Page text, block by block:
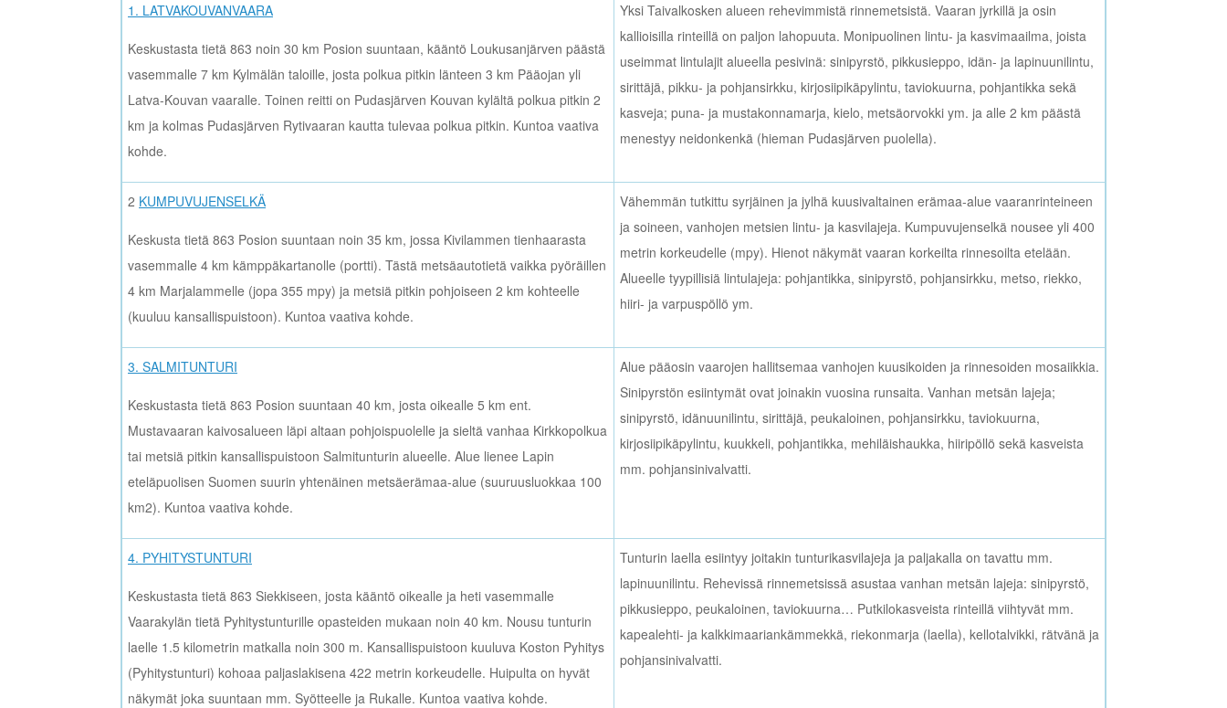
1. LATVAKOUVANVAARA
Keskustasta tietä 863 noin 30 km Posion suuntaan, kääntö Loukusanjärven päästä
vasemmalle 7 km Kylmälän taloille, josta polkua pitkin länteen 3 km Pääojan yli
Latva-Kouvan vaaralle. Toinen reitti on Pudasjärven Kouvan kylältä polkua pitkin 2
km ja kolmas Pudasjärven Rytivaaran kautta tulevaa polkua pitkin. Kuntoa vaativa
kohde.
Yksi Taivalkosken alueen rehevimmistä rinnemetsistä. Vaaran jyrkillä ja osin
kallioisilla rinteillä on paljon lahopuuta. Monipuolinen lintu- ja kasvimaailma, joista
useimmat lintulajit alueella pesivinä: sinipyrstö, pikkusieppo, idän- ja lapinuunilintu,
sirittäjä, pikku- ja pohjansirkku, kirjosiipikäpylintu, taviokuurna, pohjantikka sekä
kasveja; puna- ja mustakonnamarja, kielo, metsäorvokki ym. ja alle 2 km päästä
menestyy neidonkenkä (hieman Pudasjärven puolella).
2 KUMPUVUJENSELKÄ
Keskusta tietä 863 Posion suuntaan noin 35 km, jossa Kivilammen tienhaarasta
vasemmalle 4 km kämppäkartanolle (portti). Tästä metsäautotietä vaikka pyöräillen
4 km Marjalammelle (jopa 355 mpy) ja metsiä pitkin pohjoiseen 2 km kohteelle
(kuuluu kansallispuistoon). Kuntoa vaativa kohde.
Vähemmän tutkittu syrjäinen ja jylhä kuusivaltainen erämaa-alue vaaranrinteineen
ja soineen, vanhojen metsien lintu- ja kasvilajeja. Kumpuvujenselkä nousee yli 400
metrin korkeudelle (mpy). Hienot näkymät vaaran korkeilta rinnesoilta etelään.
Alueelle tyypillisiä lintulajeja: pohjantikka, sinipyrstö, pohjansirkku, metso, riekko,
hiiri- ja varpuspöllö ym.
3. SALMITUNTURI
Keskustasta tietä 863 Posion suuntaan 40 km, josta oikealle 5 km ent.
Mustavaaran kaivosalueen läpi altaan pohjoispuolelle ja sieltä vanhaa Kirkkopolkua
tai metsiä pitkin kansallispuistoon Salmitunturin alueelle. Alue lienee Lapin
eteläpuolisen Suomen suurin yhtenäinen metsäerämaa-alue (suuruusluokkaa 100
km2). Kuntoa vaativa kohde.
Alue pääosin vaarojen hallitsemaa vanhojen kuusikoiden ja rinnesoiden mosaiikkia.
Sinipyrstön esiintymät ovat joinakin vuosina runsaita. Vanhan metsän lajeja;
sinipyrstö, idänuunilintu, sirittäjä, peukaloinen, pohjansirkku, taviokuurna,
kirjosiipikäpylintu, kuukkeli, pohjantikka, mehiläishaukka, hiiripöllö sekä kasveista
mm. pohjansinivalvatti.
4. PYHITYSTUNTURI
Keskustasta tietä 863 Siekkiseen, josta kääntö oikealle ja heti vasemmalle
Vaarakylän tietä Pyhitystunturille opasteiden mukaan noin 40 km. Nousu tunturin
laelle 1.5 kilometrin matkalla noin 300 m. Kansallispuistoon kuuluva Koston Pyhitys
(Pyhitystunturi) kohoaa paljaslakisena 422 metrin korkeudelle. Huipulta on hyvät
näkymät joka suuntaan mm. Syötteelle ja Rukalle. Kuntoa vaativa kohde.
Tunturin laella esiintyy joitakin tunturikasvilajeja ja paljakalla on tavattu mm.
lapinuunilintu. Rehevissä rinnemetsissä asustaa vanhan metsän lajeja: sinipyrstö,
pikkusieppo, peukaloinen, taviokuurna… Putkilokasveista rinteillä viihtyvät mm.
kapealehti- ja kalkkimaariankämmekkä, riekonmarja (laella), kellotalvikki, rätvänä ja
pohjansinivalvatti.